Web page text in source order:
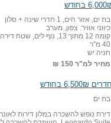
בת ים, אזור הים, 1 חדרי שינה + סלון
כיווני אוויר: צפון, מערב
קומה 12 מתוך 13, נוף לים, שטח דירה
40 מ"ר
חניה יש
מחיר למ"ר 150 ₪
בת ים
דירת נופש להשכרה במלון דירות